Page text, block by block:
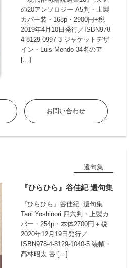
の20アンソロジー A5判・上製
カバー装・168p・2900円+税
2019年4月10日発行／ISBN978-
4-8129-0997-3 ジャケットデザ
イン・Luis Mendo 34名のア
[…]
お問い合わせ
遺句集
『ひらひら』谷佳紀 遺句集
『ひらひら』谷佳紀 遺句集
Tani Yoshinori 四六判・上製カ
バー・254p・本体2700円＋税
2020年12月19日発行／
ISBN978-4-8129-1040-5 装幀・
髙林昭太 谷 […]